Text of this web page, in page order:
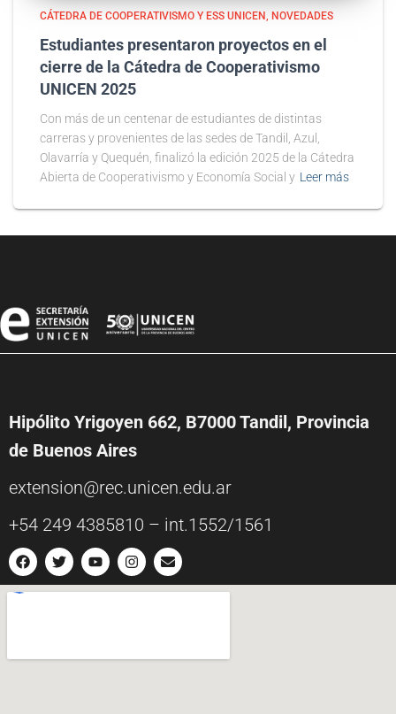
CÁTEDRA DE COOPERATIVISMO Y ESS UNICEN NOVEDADES
Estudiantes presentaron proyectos en el
cierre de la Cátedra de Cooperativismo
UNICEN 2025
Con más de un centenar de estudiantes de distintas
carreras y provenientes de las sedes de Tandil, Azul,
Olavarría y Quequén, finalizó la edición 2025 de la Cátedra
Abierta de Cooperativismo y Economía Social y Leer más
Hipólito Yrigoyen 662, B7000 Tandil, Provincia
de Buenos Aires
extension@rec.unicen.edu.ar
+54 249 4385810 – int.1552/1561